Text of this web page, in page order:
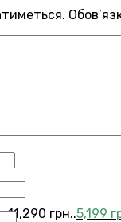
11,290 грн..5,199